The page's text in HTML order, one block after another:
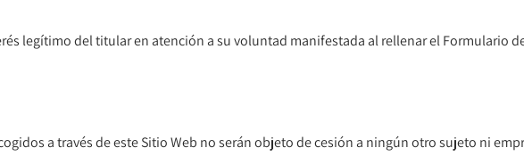
legítimo del titular en atención a su voluntad manifestada al rellenar el Formulario
a través de este Sitio Web no serán objeto de cesión a ningún otro sujeto ni